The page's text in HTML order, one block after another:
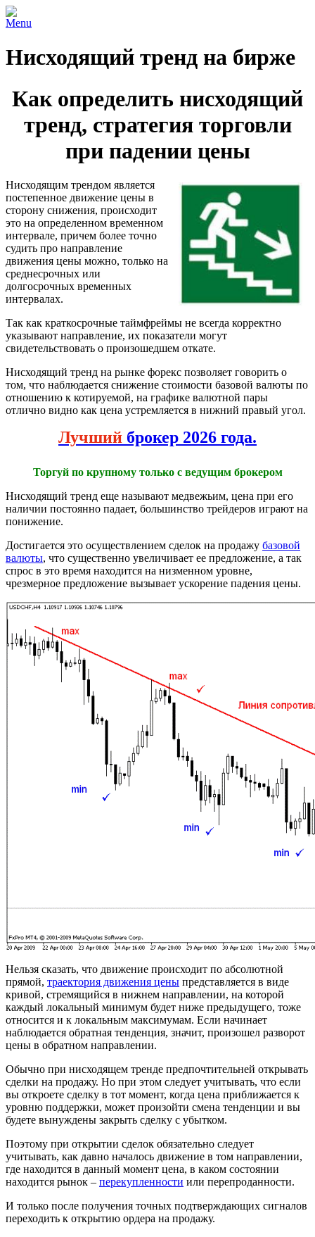
Menu
Нисходящий тренд на бирже
Как определить нисходящий
тренд, стратегия торговли
при падении цены
Нисходящим трендом является
постепенное движение цены в
сторону снижения, происходит
это на определенном временном
интервале, причем более точно
судить про направление
движения цены можно, только на
среднесрочных или
долгосрочных временных
интервалах.
Так как краткосрочные таймфреймы не всегда корректно
указывают направление, их показатели могут
свидетельствовать о произошедшем откате.
Нисходящий тренд на рынке форекс позволяет говорить о
том, что наблюдается снижение стоимости базовой валюты по
отношению к котируемой, на графике валютной пары
отлично видно как цена устремляется в нижний правый угол.
Лучший брокер 2026 года.
Торгуй по крупному только с ведущим брокером
Нисходящий тренд еще называют медвежьим, цена при его
наличии постоянно падает, большинство трейдеров играют на
понижение.
Достигается это осуществлением сделок на продажу базовой
валюты, что существенно увеличивает ее предложение, а так
спрос в это время находится на низменном уровне,
чрезмерное предложение вызывает ускорение падения цены.
Нельзя сказать, что движение происходит по абсолютной
прямой, траектория движения цены представляется в виде
кривой, стремящийся в нижнем направлении, на которой
каждый локальный минимум будет ниже предыдущего, тоже
относится и к локальным максимумам. Если начинает
наблюдается обратная тенденция, значит, произошел разворот
цены в обратном направлении.
Обычно при нисходящем тренде предпочтительней открывать
сделки на продажу. Но при этом следует учитывать, что если
вы откроете сделку в тот момент, когда цена приближается к
уровню поддержки, может произойти смена тенденции и вы
будете вынуждены закрыть сделку с убытком.
Поэтому при открытии сделок обязательно следует
учитывать, как давно началось движение в том направлении,
где находится в данный момент цена, в каком состоянии
находится рынок – перекупленности или перепроданности.
И только после получения точных подтверждающих сигналов
переходить к открытию ордера на продажу.